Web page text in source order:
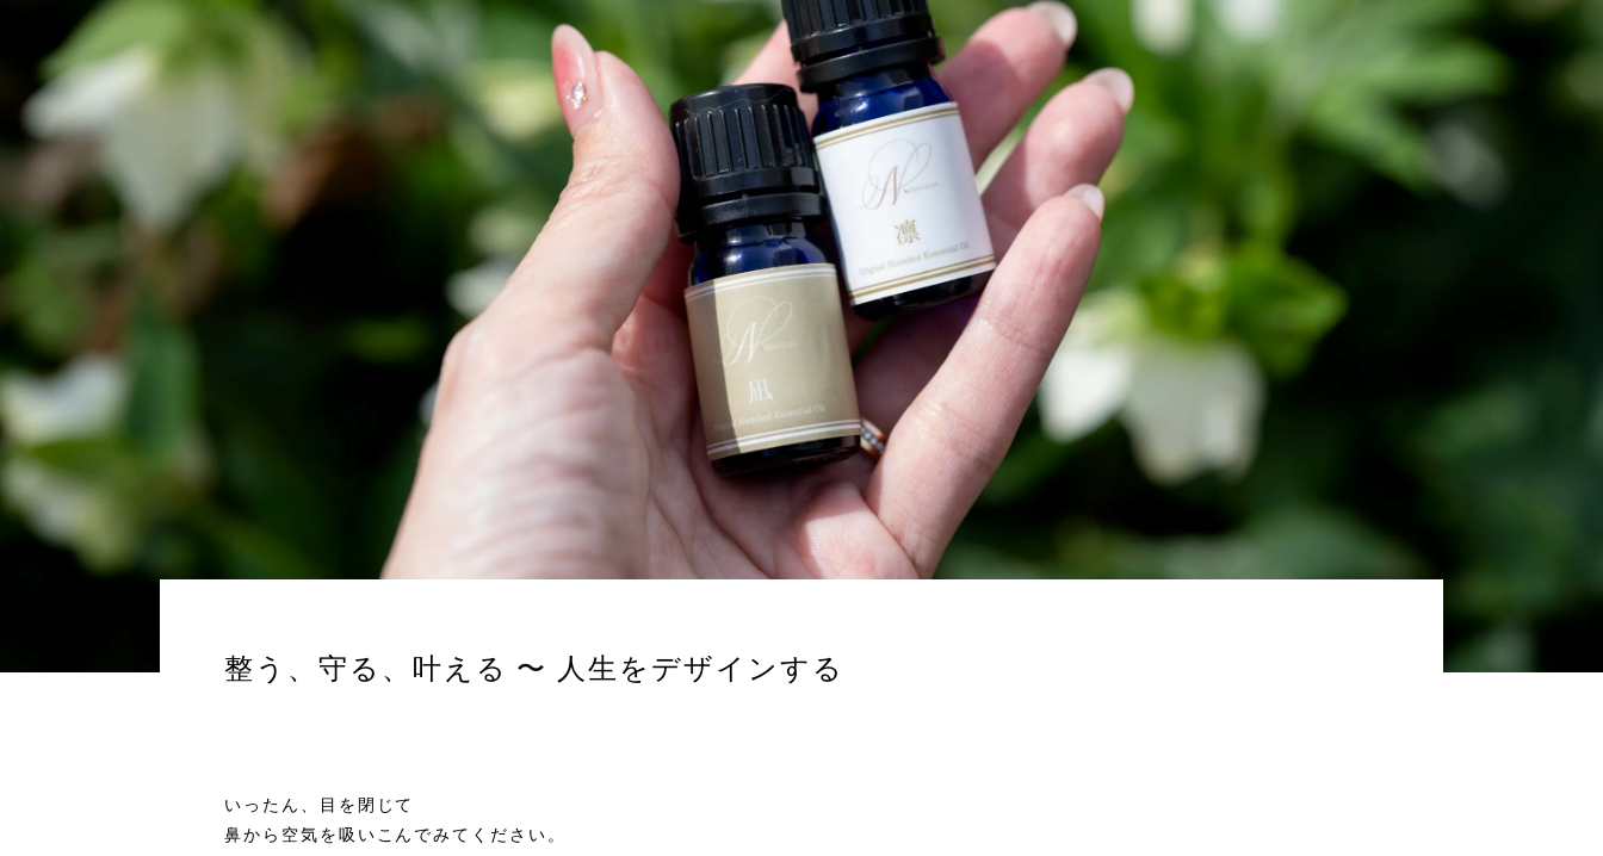
整う、守る、叶える 〜 人生をデザインする
いったん、目を閉じて
鼻から空気を吸いこんでみてください。